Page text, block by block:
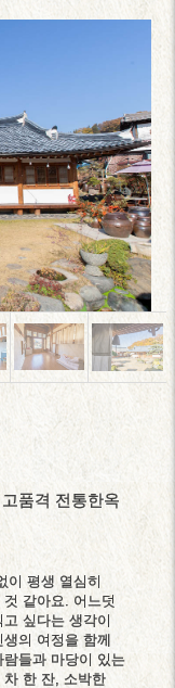
품격 전통한옥
이 평생 열심히
것 같아요. 어느덧
싶다는 생각이
의 여정을 함께
람들과 마당이 있는
차 한 잔, 소박한